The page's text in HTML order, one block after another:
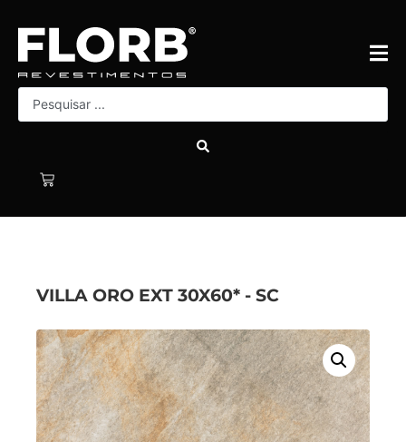
VILLA ORO EXT 30X60* - SC